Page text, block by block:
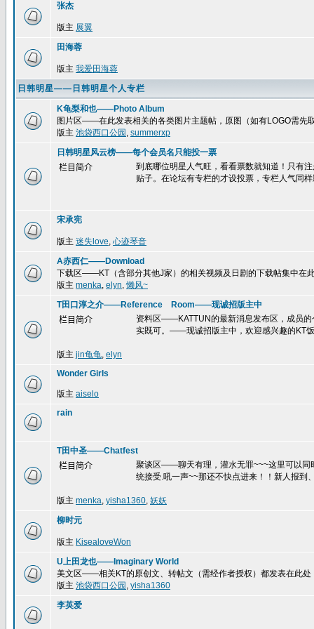
张杰
版主 展翼
田海蓉
版主 我爱田海蓉
日韩明星——日韩明星个人专栏
K龟梨和也——Photo Album
图片区——在此发表相关的各类图片主题帖，原图（如有LOGO需先
版主 池袋西口公园 , summerxp
日韩明星风云榜——每个会员名只能投一票
栏目简介
到底哪位明星人气旺，看看票数就知道！只有
贴子。在论坛有专栏的才设投票，专栏人气同
宋承宪
版主 迷失love, 心迹琴音
A赤西仁——Download
下载区——KT（含部分其他J家）的相关视频及日剧的下载帖集中在
版主 menka, elyn,懒风~
T田口淳之介——Reference Room——现诚招版主中
栏目简介
资料区——KATTUN的最新消息发布区，成员的
实既可。——现诚招版主中，欢迎感兴趣的KT
版主 jin龟龟, elyn
Wonder Girls
版主 aiselo
rain
T田中圣——Chatfest
栏目简介
聚谈区——聊天有理，灌水无罪~~~这里可以同
统接受.吼一声~~那还不快点进来！！新人报到
版主 menka, yisha1360, 妖妖
柳时元
版主 KisealoveWon
U上田龙也——Imaginary World
美文区——相关KT的原创文、转帖文（需经作者授权）都发表在此
版主 池袋西口公园 , yisha1360
李英爱